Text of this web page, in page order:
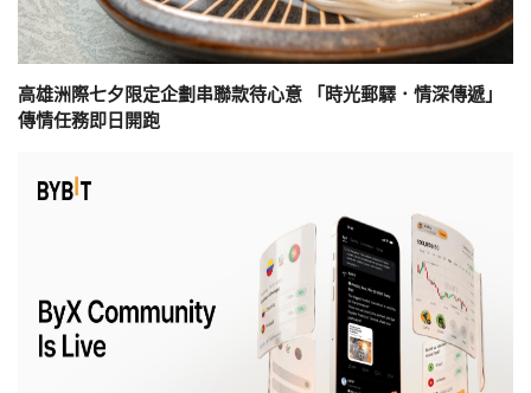
高雄洲際七夕限定企劃串聯款待心意 「時光郵驛．情深傳遞」
傳情任務即日開跑